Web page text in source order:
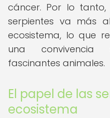
cáncer. Por lo
serpientes va más
ecosistema, lo que
una
fascinantes animales.
El papel de las
ecosistema